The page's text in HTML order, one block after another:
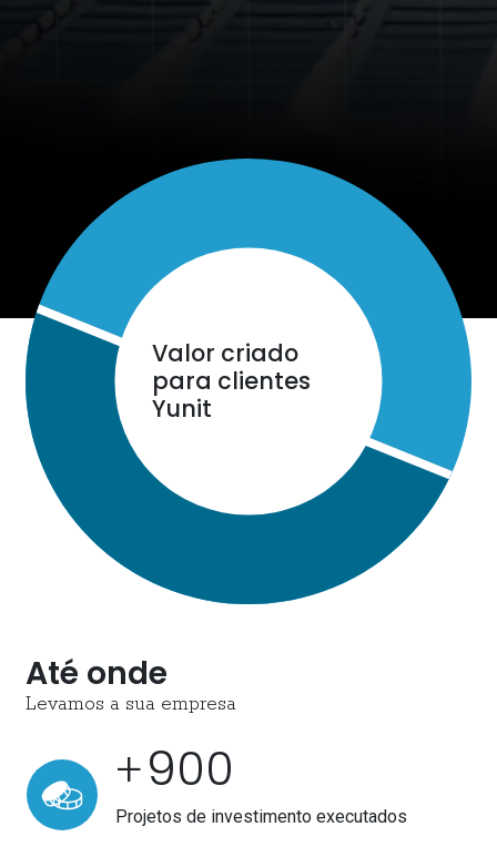
Valor criado
para clientes
Yunit
Até onde
Levamos a sua empresa
+900
Projetos de investimento executados